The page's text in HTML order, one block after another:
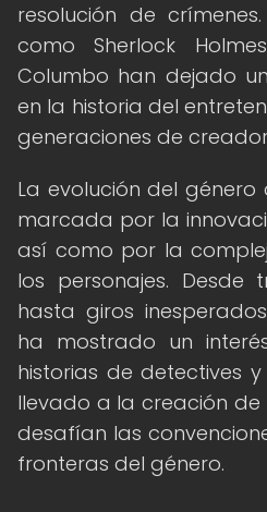
resolución de
como Sherlock
Columbo han dejado
en la historia del
generaciones de
La evolución del
marcada por la
así como por la
los personajes. Desde
hasta giros
ha mostrado un
historias de detectives
llevado a la creación
desafían las
fronteras del género.